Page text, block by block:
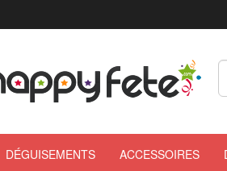
DÉGUISEMENTS ACCESSOIRES